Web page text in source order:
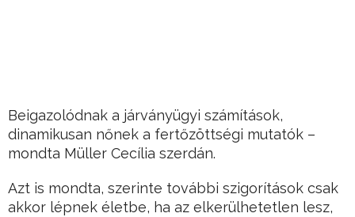
Beigazolódnak a járványügyi számítások,
dinamikusan nőnek a fertőzöttségi mutatók –
mondta Müller Cecília szerdán.
Azt is mondta, szerinte további szigorítások csak
akkor lépnek életbe, ha az elkerülhetetlen lesz,